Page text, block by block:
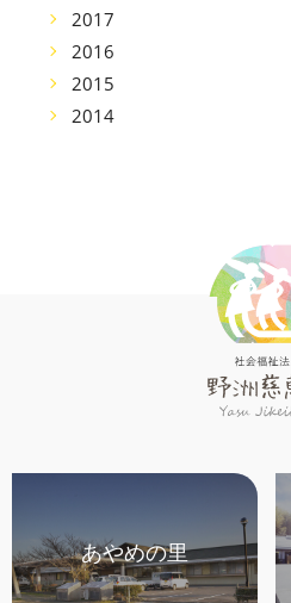
2017
2016
2015
2014
あやめの里